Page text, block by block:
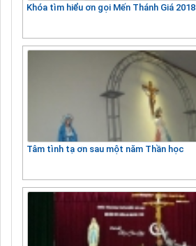
Khóa tìm hiểu ơn gọi Mến Thánh Giá 2018
Tâm tình tạ ơn sau một năm Thần học